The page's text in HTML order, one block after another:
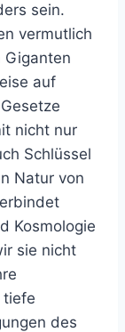
sein.
vermutlich
Giganten
auf
nicht nur
Schlüssel
Natur von
Kosmologie
sie nicht
tiefe
des